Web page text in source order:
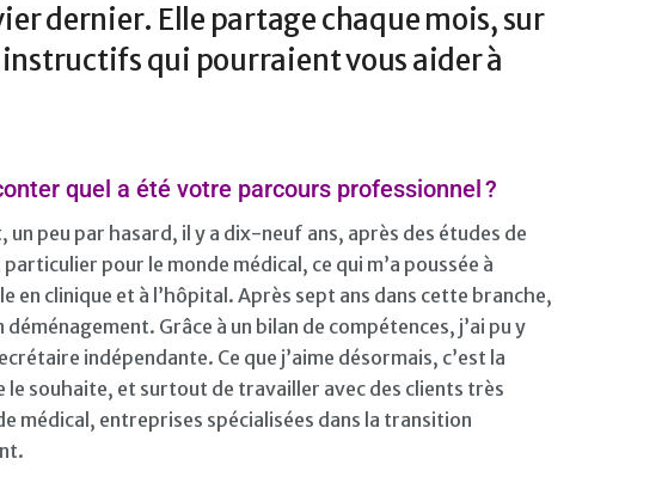
dernier. Elle partage chaque mois, sur
qui pourraient vous aider à
quel a été votre parcours professionnel ?
un peu par hasard, il y a dix-neuf ans, après des études de
pour le monde médical, ce qui m’a poussée à
en clinique et à l’hôpital. Après sept ans dans cette branche,
déménagement. Grâce à un bilan de compétences, j’ai pu y
indépendante. Ce que j’aime désormais, c’est la
le souhaite, et surtout de travailler avec des clients très
médical, entreprises spécialisées dans la transition